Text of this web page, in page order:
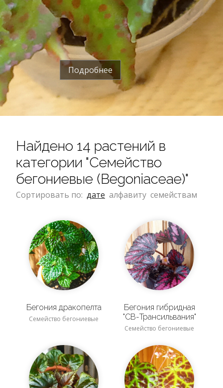
Подробнее
Найдено 14 растений в
категории "Семейство
бегониевые (Begoniaceae)"
Сортировать по: дате алфавиту семействам
Бегония дракопелта
Семейство бегониевые
Бегония гибридная
"СВ-Трансильвания"
Семейство бегониевые